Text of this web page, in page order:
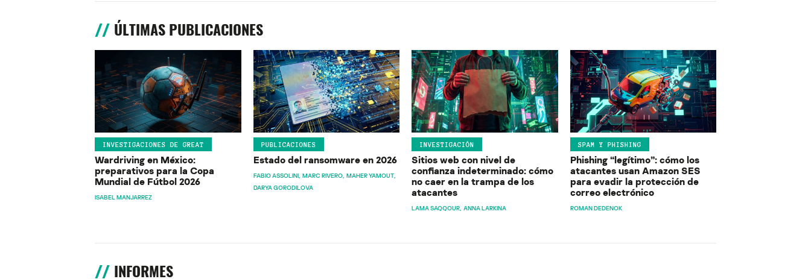
ÚLTIMAS PUBLICACIONES
INVESTIGACIONES DE GREAT
Wardriving en México:
preparativos para la Copa
Mundial de Fútbol 2026
ISABEL MANJARREZ
PUBLICACIONES
Estado del ransomware en 2026
FABIO ASSOLINI MARC RIVERO MAHER YAMOUT
DARYA GORODILOVA
INVESTIGACIÓN
Sitios web con nivel de
confianza indeterminado: cómo
no caer en la trampa de los
atacantes
LAMA SAQQOUR ANNA LARKINA
SPAM Y PHISHING
Phishing “legítimo”: cómo los
atacantes usan Amazon SES
para evadir la protección de
correo electrónico
ROMAN DEDENOK
INFORMES